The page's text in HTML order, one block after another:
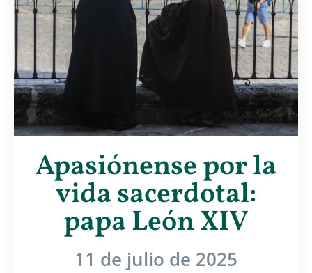
Apasiónense por la
vida sacerdotal:
papa León XIV
11 de julio de 2025